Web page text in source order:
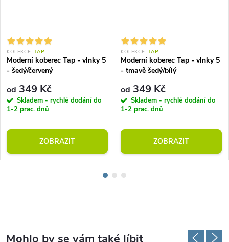
KOLEKCE: TAP
Moderní koberec Tap - vlnky 5
- šedý/červený
od 349 Kč
Skladem - rychlé dodání do
1-2 prac. dnů
ZOBRAZIT
KOLEKCE: TAP
Moderní koberec Tap - vlnky 5
- tmavě šedý/bílý
od 349 Kč
Skladem - rychlé dodání do
1-2 prac. dnů
ZOBRAZIT